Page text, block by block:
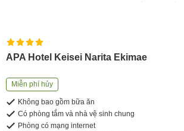
APA Hotel Keisei Narita Ekimae
Miễn phí hủy
Không bao gồm bữa ăn
Có phòng tắm và nhà vệ sinh chung
Phòng có mạng internet